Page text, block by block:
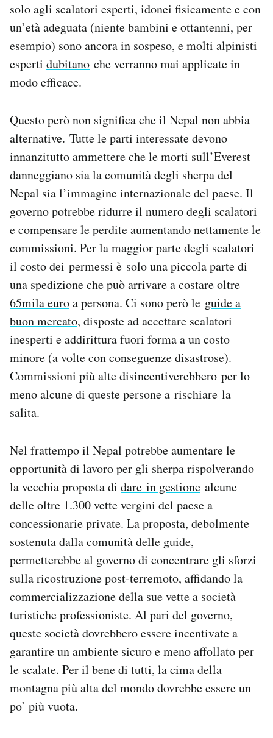
solo agli scalatori esperti, idonei fisicamente e con
un’età adeguata (niente bambini e ottantenni, per
esempio) sono ancora in sospeso, e molti alpinisti
esperti dubitano che verranno mai applicate in
modo efficace.
Questo però non significa che il Nepal non abbia
alternative. Tutte le parti interessate devono
innanzitutto ammettere che le morti sull’Everest
danneggiano sia la comunità degli sherpa del
Nepal sia l’immagine internazionale del paese. Il
governo potrebbe ridurre il numero degli scalatori
e compensare le perdite aumentando nettamente le
commissioni. Per la maggior parte degli scalatori
il costo dei permessi è solo una piccola parte di
una spedizione che può arrivare a costare oltre
65mila euroa persona. Ci sono però le guide a
buon mercato, disposte ad accettare scalatori
inesperti e addirittura fuori forma a un costo
minore (a volte con conseguenze disastrose).
Commissioni più alte disincentiverebbero per lo
meno alcune di queste persone a rischiare la
salita.
Nel frattempo il Nepal potrebbe aumentare le
opportunità di lavoro per gli sherpa rispolverando
la vecchia proposta di dare in gestione alcune
delle oltre 1.300 vette vergini del paese a
concessionarie private. La proposta, debolmente
sostenuta dalla comunità delle guide,
permetterebbe al governo di concentrare gli sforzi
sulla ricostruzione post-terremoto, affidando la
commercializzazione della sue vette a società
turistiche professioniste. Al pari del governo,
queste società dovrebbero essere incentivate a
garantire un ambiente sicuro e meno affollato per
le scalate. Per il bene di tutti, la cima della
montagna più alta del mondo dovrebbe essere un
po’ più vuota.